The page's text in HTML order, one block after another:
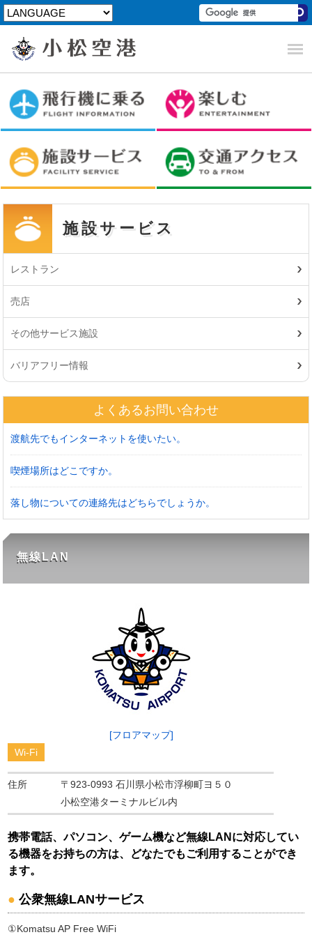
施設サービス
レストラン
売店
その他サービス施設
バリアフリー情報
よくあるお問い合わせ
渡航先でもインターネットを使いたい。
喫煙場所はどこですか。
落し物についての連絡先はどちらでしょうか。
無線LAN
[フロアマップ]
Wi-Fi
住所
〒923-0993 石川県小松市浮柳町ヨ５０
小松空港ターミナルビル内
携帯電話、パソコン、ゲーム機など無線LANに対応してい
る機器をお持ちの方は、どなたでもご利用することができ
ます。
● 公衆無線LANサービス
①Komatsu AP Free WiFi